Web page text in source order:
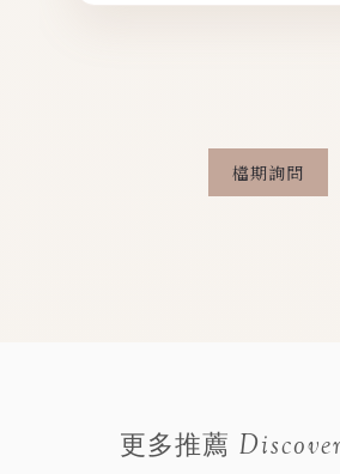
檔期詢問
更多推薦